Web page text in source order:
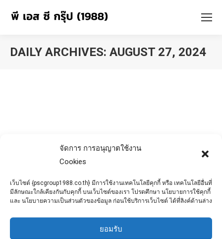
จัดการ การอนุญาตใช้งาน
Cookies
เว็บไซต์ {pscgroup1988.co.th} มีการใช้งานเทคโนโลยีคุกกี้ หรือ เทคโนโลยีอื่นที่
มีลักษณะใกล้เคียงกันกับคุกกี้ บนเว็บไซต์ของเรา โปรดศึกษา นโยบายการใช้คุกกี้
และ นโยบายความเป็นส่วนตัวของข้อมูล ก่อนใช้บริการเว็บไซต์ ได้ที่ลิงค์ด้านล่าง
ยอมรับ
DAILY ARCHIVES: AUGUST 27, 2024